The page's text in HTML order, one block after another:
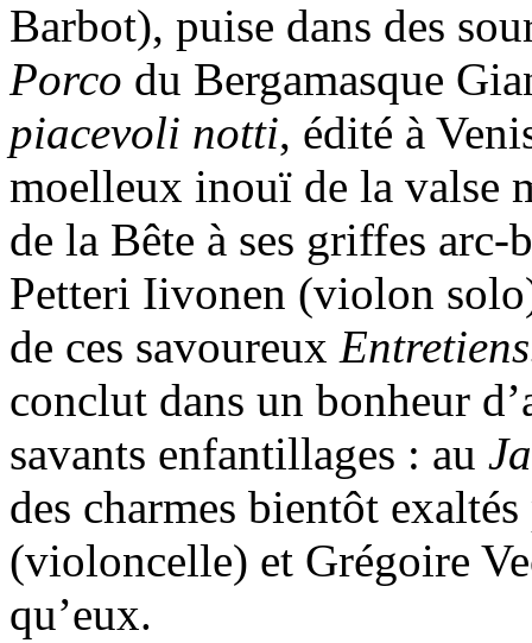
Barbot), puise dans des
Porco du Bergamasque
piacevoli notti, édité à
moelleux inouï de la valse
de la Bête à ses griffes arc-
Petteri Iivonen (violon
de ces savoureux
conclut dans un bonheur
savants enfantillages : au
des charmes bientôt
(violoncelle) et Grégoire
qu’eux.